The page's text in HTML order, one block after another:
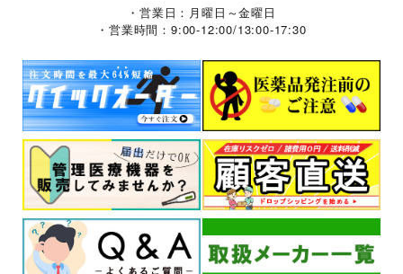
・営業日：月曜日～金曜日
・営業時間：9:00-12:00/13:00-17:30